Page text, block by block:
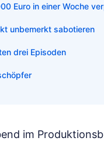
Euro in einer Woche
unbemerkt sabotieren
drei Episoden
im